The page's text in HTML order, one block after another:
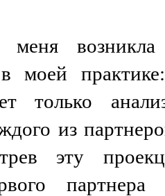
возникла
в моей
только
из
эту